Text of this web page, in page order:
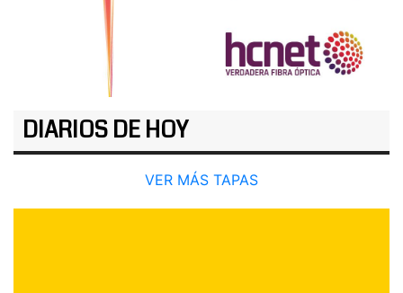
DIARIOS DE HOY
VER MÁS TAPAS